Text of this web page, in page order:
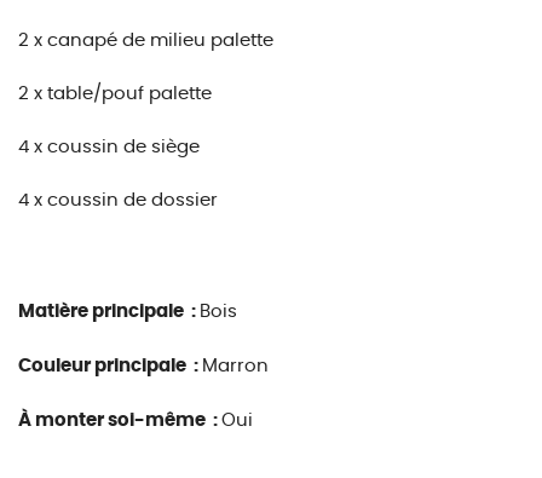
2 x canapé de milieu palette
2 x table/pouf palette
4 x coussin de siège
4 x coussin de dossier
Matière principale : Bois
Couleur principale : Marron
À monter soi-même : Oui